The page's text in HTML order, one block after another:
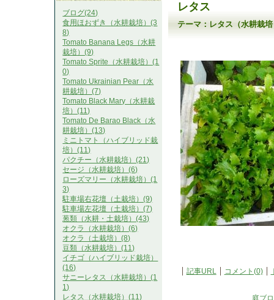
レタス
テーマ：レタス（水耕栽
記事URL コメント(0)
庭ブ
ブログ(24)
食用ほおずき（水耕栽培）(3
8)
Tomato Banana Legs（水耕
栽培）(9)
Tomato Sprite（水耕栽培）(1
0)
Tomato Ukrainian Pear（水
耕栽培）(7)
Tomato Black Mary（水耕栽
培）(11)
Tomato De Barao Black（水
耕栽培）(13)
ミニトマト（ハイブリッド栽
培）(11)
パクチー（水耕栽培）(21)
セージ（水耕栽培）(6)
ローズマリー（水耕栽培）(1
3)
駐車場右花壇（土栽培）(9)
駐車場左花壇（土栽培）(7)
葱類（水耕・土栽培）(43)
オクラ（水耕栽培）(6)
オクラ（土栽培）(8)
豆類（水耕栽培）(11)
イチゴ（ハイブリッド栽培）
(16)
サニーレタス（水耕栽培）(1
1)
レタス（水耕栽培）(11)